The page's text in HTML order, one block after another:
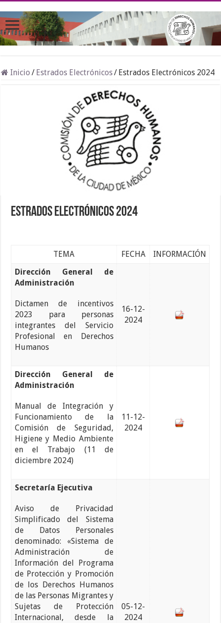
Inicio / Estrados Electrónicos/ Estrados Electrónicos 2024
Estrados Electrónicos 2024
TEMA FECHA
INFORMACIÓN
Dirección General de
Administración
Dictamen de incentivos
2023 para personas
integrantes del Servicio
Profesional en Derechos
Humanos
16-12-
2024
Dirección General de
Administración
Manual de Integración y
Funcionamiento de la
Comisión de Seguridad,
Higiene y Medio Ambiente
en el Trabajo (11 de
diciembre 2024)
11-12-
2024
Secretaría Ejecutiva
Aviso de Privacidad
Simplificado del Sistema
de Datos Personales
denominado: «Sistema de
Administración de
Información del Programa
de Protección y Promoción
de los Derechos Humanos
de las Personas Migrantes y
Sujetas de Protección
Internacional, desde la
05-12-
2024